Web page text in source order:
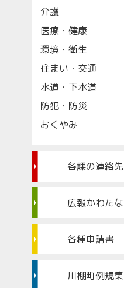
介護
医療・健康
環境・衛生
住まい・交通
水道・下水道
防犯・防災
おくやみ
各課の連絡先
広報かわたな
各種申請書
川棚町例規集